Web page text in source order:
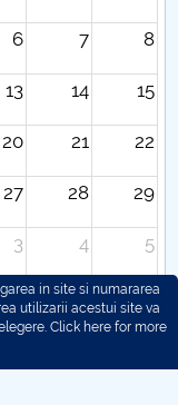
6 7 8
13 14 15
20 21 22
27 28 29
3 4 5
in site si numararea
utilizarii acestui site va
Click here for more